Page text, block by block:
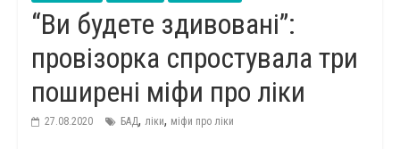
“Ви будете здивовані”:
провізорка спростувала три
поширені міфи про ліки
27.08.2020 БАД, ліки, міфи про ліки